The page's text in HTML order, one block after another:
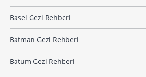
Basel Gezi Rehberi
Batman Gezi Rehberi
Batum Gezi Rehberi